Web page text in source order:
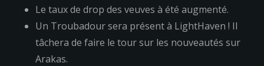
Le taux de drop des veuves à été augmenté.
Un Troubadour sera présent à LightHaven ! Il
tâchera de faire le tour sur les nouveautés sur
Arakas.